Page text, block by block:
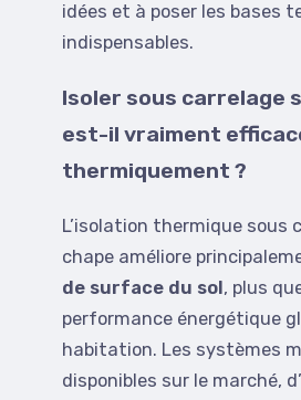
idées et à poser les bases
indispensables.
Isoler sous carrelage
est-il vraiment
thermiquement ?
L’isolation thermique sous
chape améliore
de surface du sol , plus
performance énergétique
habitation. Les systèmes
disponibles sur le marché,